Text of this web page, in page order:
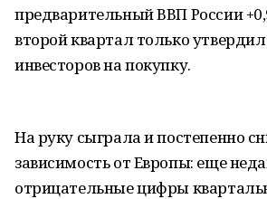
предварительный ВВП России
второй квартал только
инвесторов на покупку.
На руку сыграла и постепенно
зависимость от Европы: еще
отрицательные цифры